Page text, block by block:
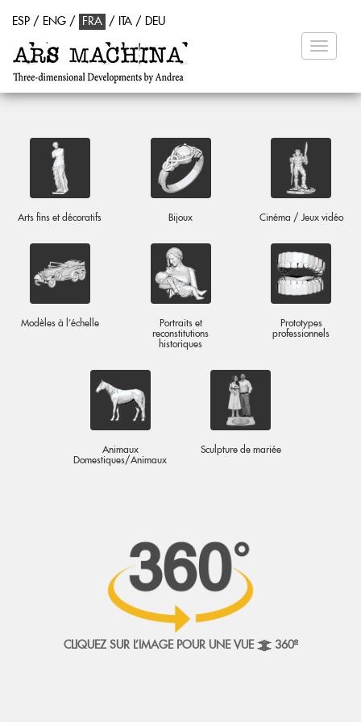
Toggle
ESP / ENG / FRA / ITA / DEU
Arts fins et décoratifs Bijoux Cinéma / Jeux vidéo
Modèles à l'échelle
Portraits et
reconstitutions
historiques
Prototypes
professionnels
Animaux
Domestiques/Animaux
Sculpture de mariée
CLIQUEZ SUR L'IMAGE POUR UNE VUE À 360º